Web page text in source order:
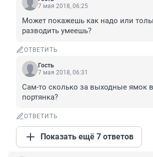
7 мая 2018, 06:25
Может покажешь как надо или
разводить умеешь?
ОТВЕТИТЬ
Гость
7 мая 2018, 06:31
Сам-то сколько за выходные ямок
портянка?
ОТВЕТИТЬ
Показать ещё 7 ответов